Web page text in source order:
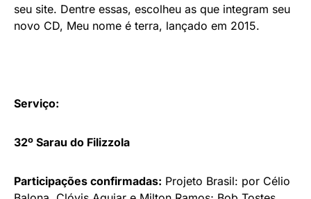
seu site. Dentre essas, escolheu as que integram seu
novo CD, Meu nome é terra, lançado em 2015.
Serviço:
32º Sarau do Filizzola
Participações confirmadas: Projeto Brasil: por Célio